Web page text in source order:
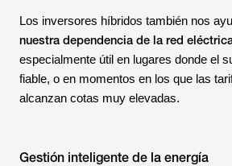
Los inversores híbridos también nos
nuestra dependencia de la red
especialmente útil en lugares donde el
fiable, o en momentos en los que las
alcanzan cotas muy elevadas.
Gestión inteligente de la energía